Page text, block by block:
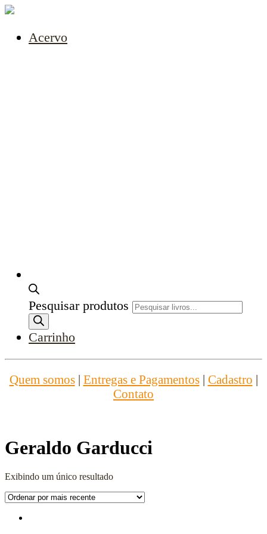
Acervo
Pesquisar produtos
Carrinho
Quem somos| Entregas e Pagamentos| Cadastro |
Contato
Geraldo Garducci
Exibindo um único resultado